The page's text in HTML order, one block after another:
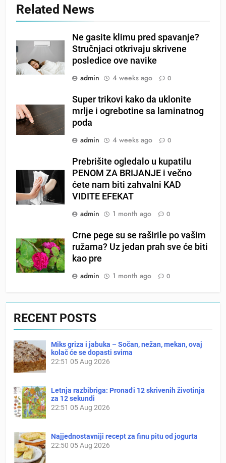
Related News
Ne gasite klimu pred spavanje?
Stručnjaci otkrivaju skrivene
posledice ove navike
admin
4 weeks ago 0
Super trikovi kako da uklonite
mrlje i ogrebotine sa laminatnog
poda
admin
4 weeks ago 0
Prebrišite ogledalo u kupatilu
PENOM ZA BRIJANJE i večno
ćete nam biti zahvalni KAD
VIDITE EFEKAT
admin
1 month ago 0
Crne pege su se raširile po vašim
ružama? Uz jedan prah sve će biti
kao pre
admin
1 month ago 0
RECENT POSTS
Miks griza i jabuka – Sočan, nežan, mekan, ovaj
kolač će se dopasti svima
22:51 05 Aug 2026
Letnja razbibriga: Pronađi 12 skrivenih životinja
za 12 sekundi
22:51 05 Aug 2026
Najjednostavniji recept za finu pitu od jogurta
22:50 05 Aug 2026